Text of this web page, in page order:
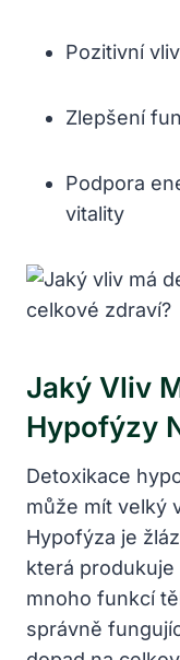
Pozitivní
Zlepšení
Podpora
vitality
Jaký Vliv
Hypofýzy
Detoxikace
může mít velký
Hypofýza je
která
mnoho funkcí
správně